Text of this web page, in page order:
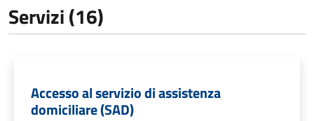
Servizi (16)
Accesso al servizio di assistenza
domiciliare (SAD)